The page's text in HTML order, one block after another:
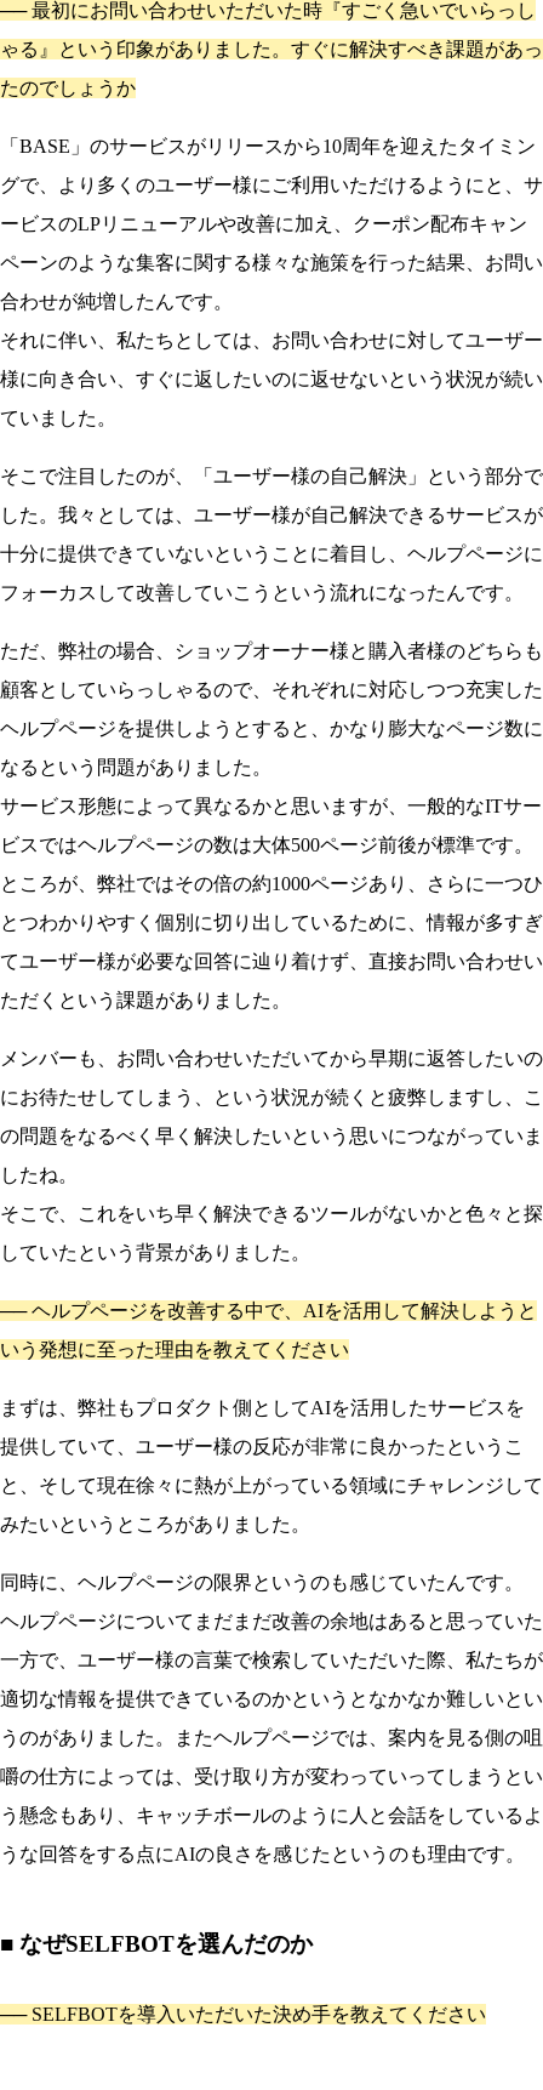
── 最初にお問い合わせいただいた時『すごく急いでいらっし
ゃる』という印象がありました。すぐに解決すべき課題があっ
たのでしょうか
「BASE」のサービスがリリースから10周年を迎えたタイミン
グで、より多くのユーザー様にご利用いただけるようにと、サ
ービスのLPリニューアルや改善に加え、クーポン配布キャン
ペーンのような集客に関する様々な施策を行った結果、お問い
合わせが純増したんです。
それに伴い、私たちとしては、お問い合わせに対してユーザー
様に向き合い、すぐに返したいのに返せないという状況が続い
ていました。
そこで注目したのが、「ユーザー様の自己解決」という部分で
した。我々としては、ユーザー様が自己解決できるサービスが
十分に提供できていないということに着目し、ヘルプページに
フォーカスして改善していこうという流れになったんです。
ただ、弊社の場合、ショップオーナー様と購入者様のどちらも
顧客としていらっしゃるので、それぞれに対応しつつ充実した
ヘルプページを提供しようとすると、かなり膨大なページ数に
なるという問題がありました。
サービス形態によって異なるかと思いますが、一般的なITサー
ビスではヘルプページの数は大体500ページ前後が標準です。
ところが、弊社ではその倍の約1000ページあり、さらに一つひ
とつわかりやすく個別に切り出しているために、情報が多すぎ
てユーザー様が必要な回答に辿り着けず、直接お問い合わせい
ただくという課題がありました。
メンバーも、お問い合わせいただいてから早期に返答したいの
にお待たせしてしまう、という状況が続くと疲弊しますし、こ
の問題をなるべく早く解決したいという思いにつながっていま
したね。
そこで、これをいち早く解決できるツールがないかと色々と探
していたという背景がありました。
── ヘルプページを改善する中で、AIを活用して解決しようと
いう発想に至った理由を教えてください
まずは、弊社もプロダクト側としてAIを活用したサービスを
提供していて、ユーザー様の反応が非常に良かったというこ
と、そして現在徐々に熱が上がっている領域にチャレンジして
みたいというところがありました。
同時に、ヘルプページの限界というのも感じていたんです。
ヘルプページについてまだまだ改善の余地はあると思っていた
一方で、ユーザー様の言葉で検索していただいた際、私たちが
適切な情報を提供できているのかというとなかなか難しいとい
うのがありました。またヘルプページでは、案内を見る側の咀
嚼の仕方によっては、受け取り方が変わっていってしまうとい
う懸念もあり、キャッチボールのように人と会話をしているよ
うな回答をする点にAIの良さを感じたというのも理由です。
■ なぜSELFBOTを選んだのか
── SELFBOTを導入いただいた決め手を教えてください